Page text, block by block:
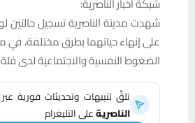
شهدت مدينة الناصرية تسجيل حالتين
على إنهاء حياتهما بطرق مختلفة،
الضغوط النفسية والاجتماعية لدى
تلقَّ تنبيهات وتحديثات فورية
الناصريةعلى التليغرام